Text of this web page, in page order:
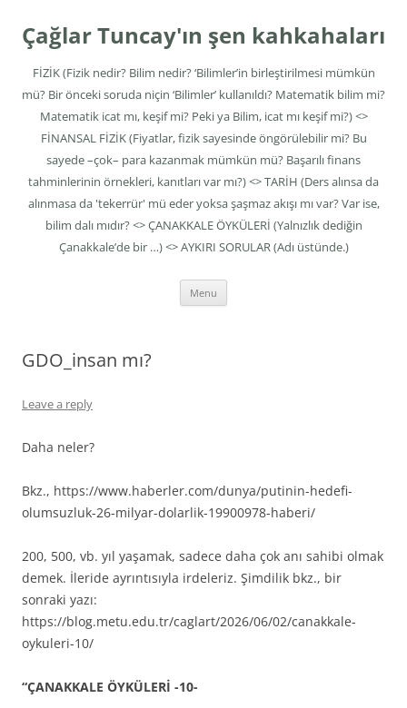
content
Çağlar Tuncay'ın şen kahkahaları
FİZİK (Fizik nedir? Bilim nedir? ‘Bilimler’in birleştirilmesi mümkün
mü? Bir önceki soruda niçin ‘Bilimler’ kullanıldı? Matematik bilim mi?
Matematik icat mı, keşif mi? Peki ya Bilim, icat mı keşif mi?) <>
FİNANSAL FİZİK (Fiyatlar, fizik sayesinde öngörülebilir mi? Bu
sayede –çok– para kazanmak mümkün mü? Başarılı finans
tahminlerinin örnekleri, kanıtları var mı?) <> TARİH (Ders alınsa da
alınmasa da 'tekerrür' mü eder yoksa şaşmaz akışı mı var? Var ise,
bilim dalı mıdır? <> ÇANAKKALE ÖYKÜLERİ (Yalnızlık dediğin
Çanakkale’de bir …) <> AYKIRI SORULAR (Adı üstünde.)
Menu
GDO_insan mı?
Leave a reply
Daha neler?
Bkz., https://www.haberler.com/dunya/putinin-hedefi-
olumsuzluk-26-milyar-dolarlik-19900978-haberi/
200, 500, vb. yıl yaşamak, sadece daha çok anı sahibi olmak
demek. İleride ayrıntısıyla irdeleriz. Şimdilik bkz., bir
sonraki yazı:
https://blog.metu.edu.tr/caglart/2026/06/02/canakkale-
oykuleri-10/
“ÇANAKKALE ÖYKÜLERİ -10-